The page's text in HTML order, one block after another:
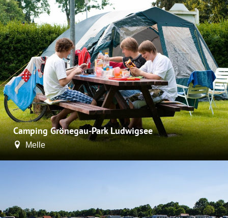
Camping Grönegau-Park Ludwigsee
Melle